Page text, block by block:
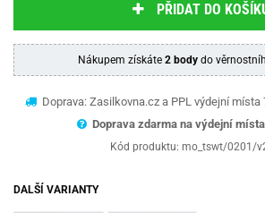
PŘIDAT DO
Nákupem získáte 2 bodydo
Doprava: Zasilkovna.cz a PPL výdejní místa
Doprava zdarma na výdejní
Kód produktu: mo_tswt/0201/
DALŠÍ VARIANTY